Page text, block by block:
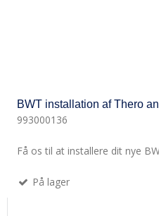
BWT installation af Thero
993000136
Få os til at installere dit nye
På lager